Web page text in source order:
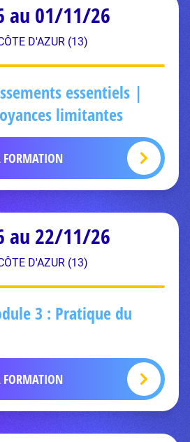
au 01/11/26
D'AZUR (13)
essentiels |
limitantes
au 22/11/26
D'AZUR (13)
3 : Pratique du